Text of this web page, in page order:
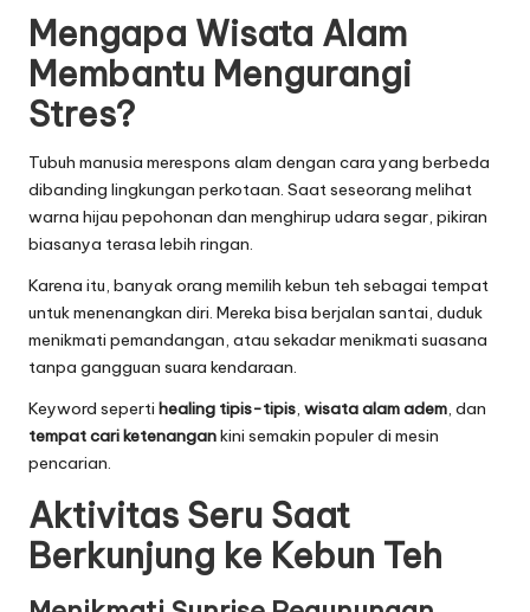
Mengapa Wisata Alam
Membantu Mengurangi
Stres?
Tubuh manusia merespons alam dengan cara yang berbeda
dibanding lingkungan perkotaan. Saat seseorang melihat
warna hijau pepohonan dan menghirup udara segar, pikiran
biasanya terasa lebih ringan.
Karena itu, banyak orang memilih kebun teh sebagai tempat
untuk menenangkan diri. Mereka bisa berjalan santai, duduk
menikmati pemandangan, atau sekadar menikmati suasana
tanpa gangguan suara kendaraan.
Keyword seperti healing tipis-tipis, wisata alam adem, dan
tempat cari ketenangankini semakin populer di mesin
pencarian.
Aktivitas Seru Saat
Berkunjung ke Kebun Teh